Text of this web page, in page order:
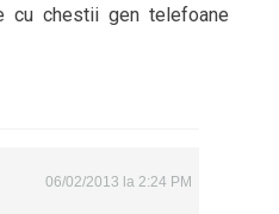
cu chestii gen telefoane
06/02/2013 la 2:24 PM